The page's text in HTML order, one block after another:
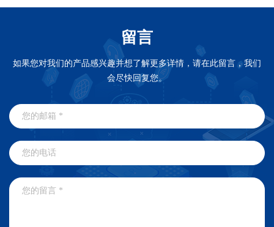
留言
如果您对我们的产品感兴趣并想了解更多详情，请在此留言，我们
会尽快回复您。